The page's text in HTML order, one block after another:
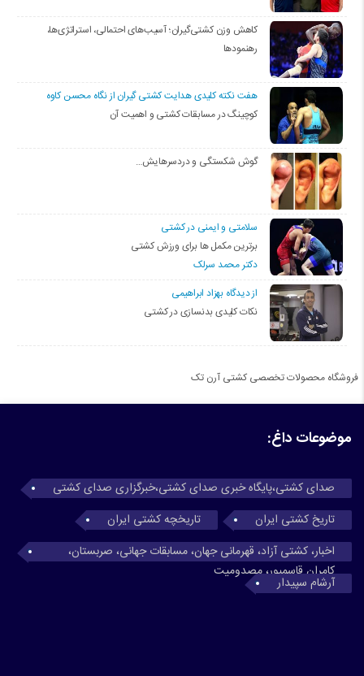
کاهش وزن کشتی‌گیران؛ آسیب‌های احتمالی، استراتژی‌ها،
رهنمودها
هفت نکته کلیدی هدایت کشتی گیران از نگاه محسن کاوه
کوچینگ در مسابقات کشتی و اهمیت آن
گوش شکستگی و دردسرهایش…
سلامتی و ایمنی در کشتی
برترین مکمل ها برای ورزش کشتی
دکتر محمد سرلک
از دیدگاه بهزاد ابراهیمی
نکات کلیدی بدنسازی در کشتی
فروشگاه محصولات تخصصی کشتی آرن تک
موضوعات داغ:
صدای کشتی،پایگاه خبری صدای کشتی،خبرگزاری صدای کشتی
تاریخ کشتی ایران
تاریخچه کشتی ایران
اخبار، کشتی آزاد، قهرمانی جهان، مسابقات جهانی، صربستان،
کامران قاسمپور، مصدومیت
آرشام سپیدار